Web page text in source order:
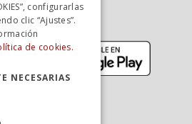
y reclamaciones
(se abre en nueva ventana)
(se
configurarlas
clic “Ajustes”.
de cookies.
NECESARIAS